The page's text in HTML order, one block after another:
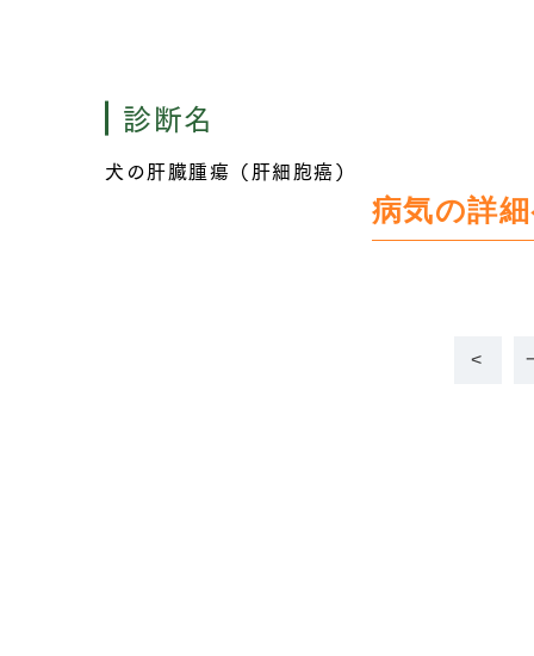
診断名
犬の肝臓腫瘍（肝細胞癌）
病気の詳
<